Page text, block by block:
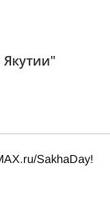
SakhaDay!